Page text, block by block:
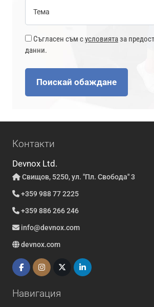
Съгласен съм сусловиятаза
данни.
Поискай обаждане
Контакти
Devnox Ltd.
Свищов, 5250, ул. "Пл. Свобода" 3
+359 988 77 2225
+359 886 266 246
info@devnox.com
devnox.com
Навигация